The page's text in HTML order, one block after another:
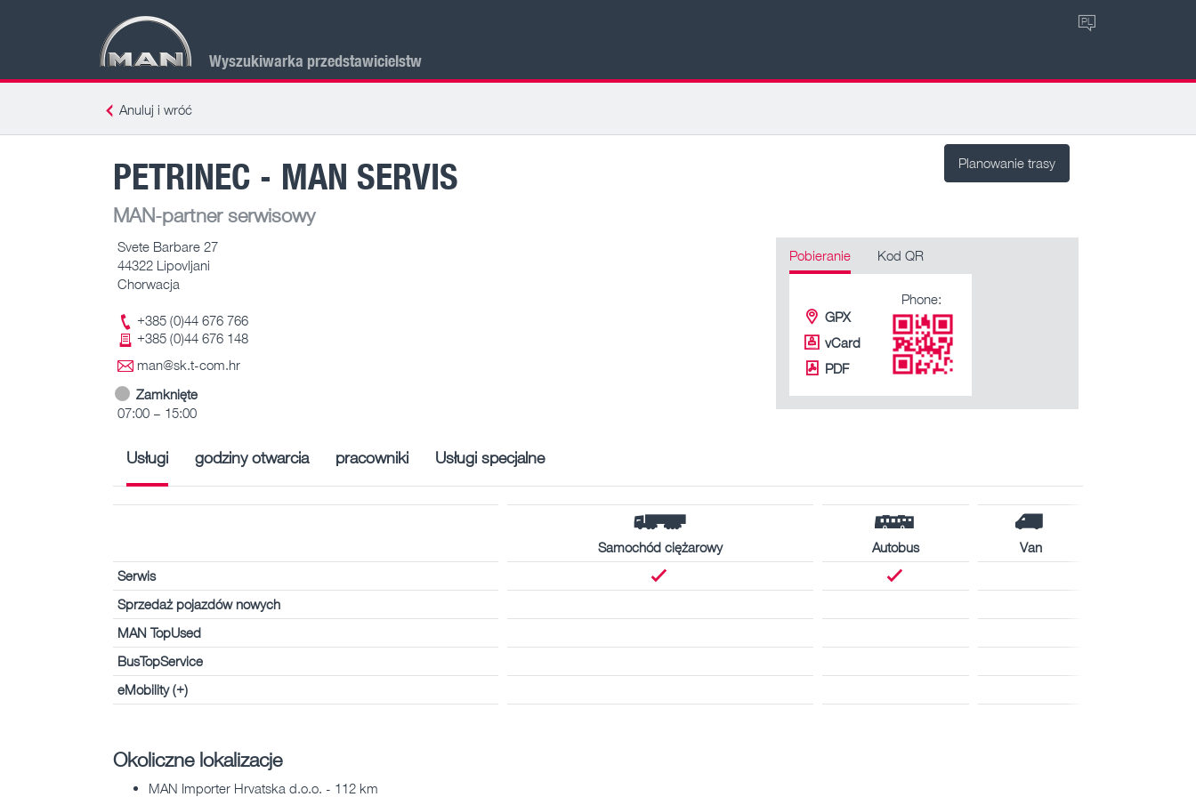
Wyszukiwarka przedstawicielstw
PL
Anuluj i wróć
Planowanie trasy
PETRINEC - MAN SERVIS
MAN-partner serwisowy
Svete Barbare 27
44322 Lipovljani
Chorwacja
+385 (0)44 676 766
+385 (0)44 676 148
man@sk.t-com.hr
Zamknięte
07:00 – 15:00
Pobieranie Kod QR
GPX
vCard
PDF
Phone:
Usługi godziny otwarcia pracowniki Usługi specjalne
Samochód ciężarowy Autobus
Van
Serwis
Sprzedaż pojazdów nowych
MAN TopUsed
BusTopService
eMobility (+)
Okoliczne lokalizacje
MAN Importer Hrvatska d.o.o. - 112 km